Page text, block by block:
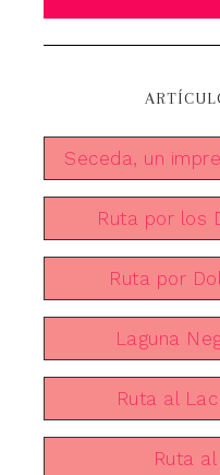
Seceda, un
Ruta por los
Ruta por
Laguna
Ruta al
Ruta